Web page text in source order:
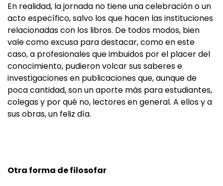
En realidad, la jornada no tiene una celebración o un
acto específico, salvo los que hacen las instituciones
relacionadas con los libros. De todos modos, bien
vale como excusa para destacar, como en este
caso, a profesionales que imbuidos por el placer del
conocimiento, pudieron volcar sus saberes e
investigaciones en publicaciones que, aunque de
poca cantidad, son un aporte más para estudiantes,
colegas y por qué no, lectores en general. A ellos y a
sus obras, un feliz día.
Otra forma de filosofar